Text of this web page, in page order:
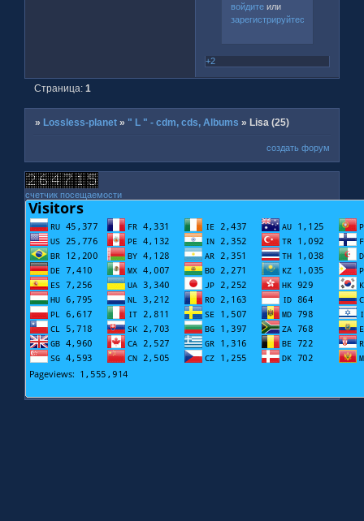
войдитеили
зарегистрируйтесь
+2
Страница:1
»Lossless-planet » " L " - cdm, cds, Albums »Lisa (25)
создать форум
счетчик посещаемости